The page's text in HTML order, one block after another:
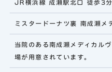
JR横浜線 成瀬駅北口 徒歩3分
ミスタードーナツ裏 南成瀬メ
当院のある南成瀬メディカル
場が用意されています。